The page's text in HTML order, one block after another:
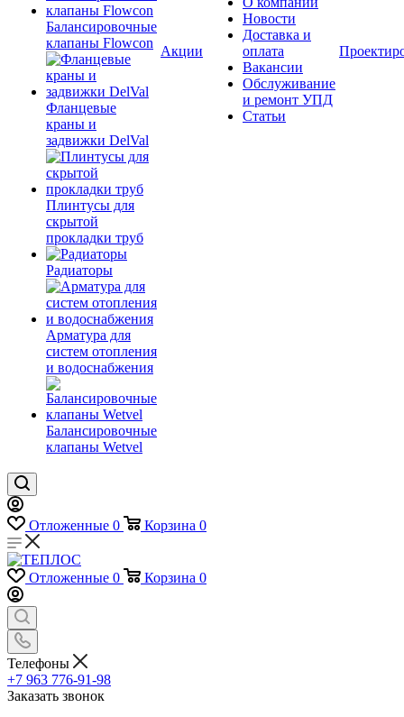
Балансировочные
клапаны Flowcon
Фланцевые
краны и
задвижки DelVal
Плинтусы для
скрытой
прокладки труб
Радиаторы
Арматура для
систем отопления
и водоснабжения
Балансировочные
клапаны Wetvel
Акции
Новости
Доставка и
оплата
Вакансии
Обслуживание
и ремонт УПД
Статьи
Отложенные 0 Корзина 0
Отложенные 0 Корзина 0
Телефоны
+7 963 776-91-98
Заказать звонок